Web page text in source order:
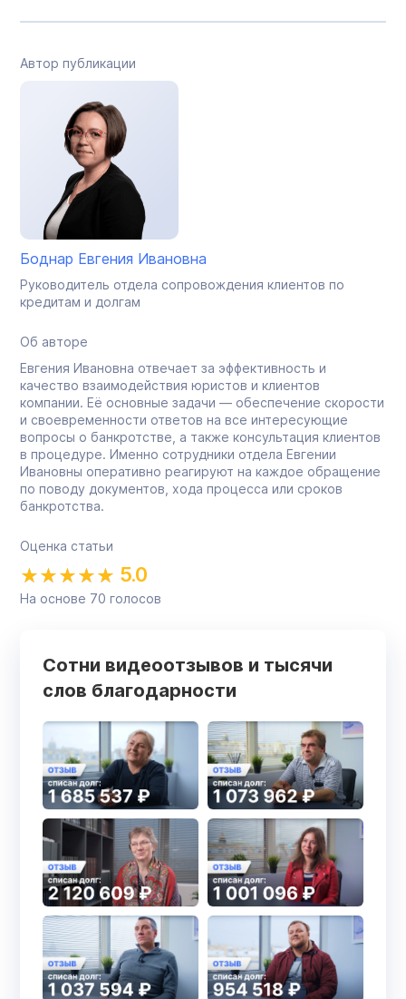
Автор публикации
Боднар Евгения Ивановна
Руководитель отдела сопровождения клиентов по
кредитам и долгам
Об авторе
Евгения Ивановна отвечает за эффективность и
качество взаимодействия юристов и клиентов
компании. Её основные задачи — обеспечение скорости
и своевременности ответов на все интересующие
вопросы о банкротстве, а также консультация клиентов
в процедуре. Именно сотрудники отдела Евгении
Ивановны оперативно реагируют на каждое обращение
по поводу документов, хода процесса или сроков
банкротства.
Оценка статьи
5.0
На основе 70 голосов
Сотни видеоотзывов и тысячи
слов благодарности